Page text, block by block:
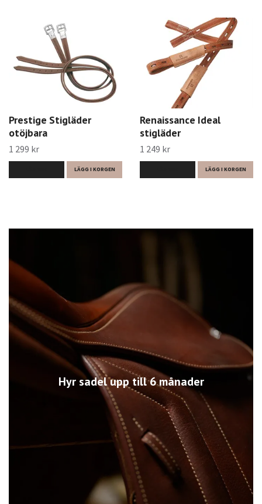
Hyr sadel upp till 6 månader
Prestige Stigläder
otöjbara
1 299 kr
LÄGG I KORGEN
Renaissance Ideal
stigläder
1 249 kr
LÄGG I KORGEN